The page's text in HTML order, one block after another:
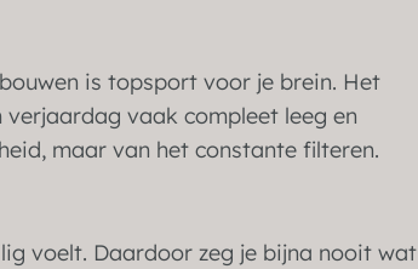
is topsport voor je brein. Het
vaak compleet leeg en
maar van het constante filteren.
voelt. Daardoor zeg je bijna nooit wat